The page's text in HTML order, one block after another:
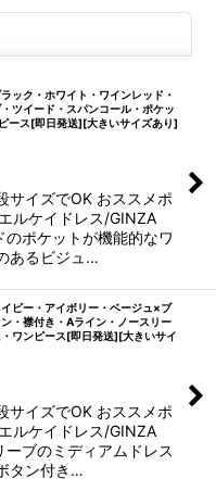
ック・ホワイト・ワインレッド・
ツイード・スパンコール・ポケッ
ース[即日発送][大きいサイズあり]
サイズでOK おススメポ
ルケイドレス/GINZA
ポケットが機能的なワ
あるビジュ…
ビー・アイボリー・ベージュ×ブ
・襟付き・Aライン・ノースリー
ワンピース[即日発送][大きいサイ
サイズでOK おススメポ
ルケイドレス/GINZA
ブのミディアムドレス
タン付き…